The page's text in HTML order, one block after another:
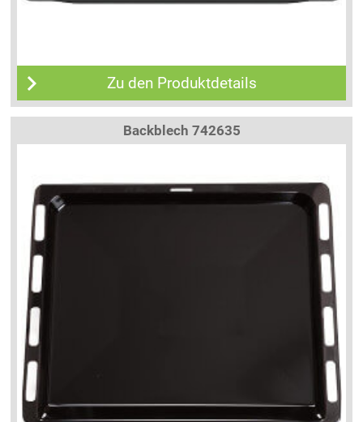
Zu den Produktdetails
Backblech 742635